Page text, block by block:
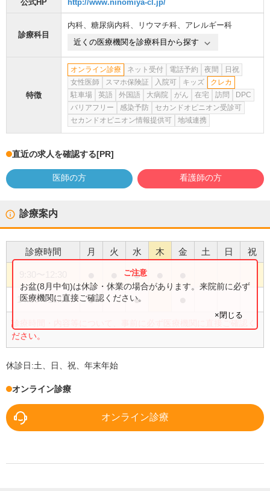
公式HP http://www.ninomiya-cl.jp/
診療科目
内科、 糖尿病内科、 リウマチ科、 アレルギー科
近くの医療機関を診療科目から探す
特徴
オンライン診療 ネット受付 電話予約 夜間
日祝
女性医師
スマホ保険証 入院可 キッズ
クレカ
駐車場
英語 外国語 大病院 がん 在宅 訪問
DPC
バリアフリー
感染予防
セカンドオピニオン受診可
セカンドオピニオン情報提供可
地域連携
直近の求人を確認する[PR]
医師の方 看護師の方
診療案内
診療時間 月 火 水 木 金 土 日 祝
●
14:00〜16:00 ● ●
診療時間・内容等について、事前に必ず医療機関に直接ご確認く
ださい。
お盆(8月中旬)は休診・休業の場合があります。来院前に必ず
医療機関に直接ご確認ください。
×閉じる
休診日:土、日、祝、年末年始
オンライン診療
オンライン診療